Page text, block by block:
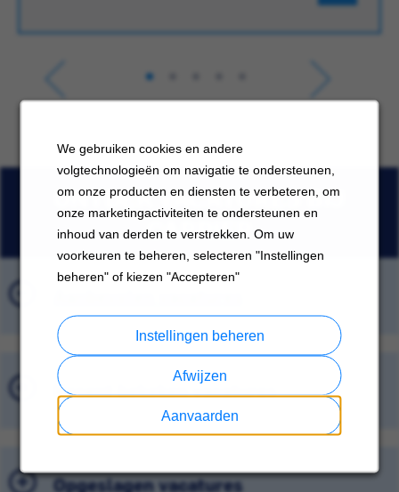
We gebruiken cookies en andere
volgtechnologieën om navigatie te ondersteunen,
om onze producten en diensten te verbeteren, om
onze marketingactiviteiten te ondersteunen en
inhoud van derden te verstrekken. Om uw
voorkeuren te beheren, selecteren "Instellingen
beheren" of kiezen "Accepteren"
Aanvaarden
Afwijzen
Instellingen beheren
ONTDEK VACATURES BIJ
CARRIER
Recent bekeken vacatures
Opgeslagen vacatures